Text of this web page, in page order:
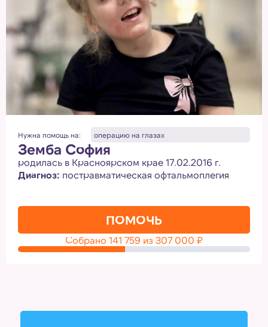
Нужна помощь на: операцию на глазах
Земба София
родилась в Красноярском крае 17.02.2016 г.
Диагноз: постравматическая офтальмоплегия
ПОМОЧЬ
Собрано 141 759 из 307 000 ₽